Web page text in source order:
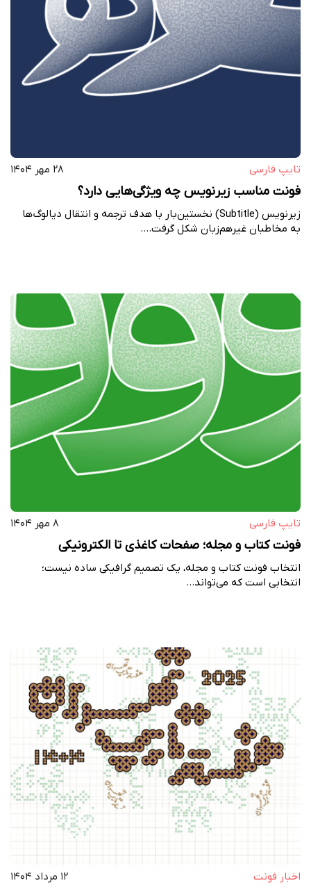
تایپ فارسی ۲۸ مهر ۱۴۰۴
فونت مناسب زیرنویس چه ویژگی‌هایی دارد؟
زیرنویس (Subtitle) نخستین‌بار با هدف ترجمه و انتقال دیالوگ‌ها
به مخاطبان غیرهم‌زبان شکل گرفت.…
تایپ فارسی ۸ مهر ۱۴۰۴
فونت کتاب و مجله؛ صفحات کاغذی تا الکترونیکی
انتخاب فونت کتاب و مجله، یک تصمیم گرافیکی ساده نیست؛
انتخابی است که می‌تواند…
اخبار فونت ۱۲ مرداد ۱۴۰۴